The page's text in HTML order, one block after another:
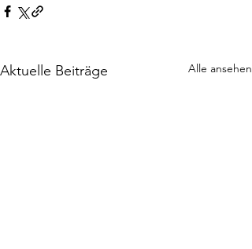
Aktuelle Beiträge Alle ansehen